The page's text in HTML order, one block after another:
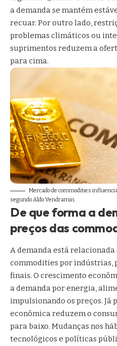
a demanda se mantém
recuar. Por outro lado,
problemas climáticos ou
suprimentos reduzem a
para cima.
Mercado de commodities
segundo Aldo Vendramin.
De que forma a
preços das
A demanda está relacionada
commodities por indústrias,
finais. O crescimento
a demanda por energia,
impulsionando os preços. Já
econômica reduzem o
para baixo. Mudanças nos
tecnológicos e políticas